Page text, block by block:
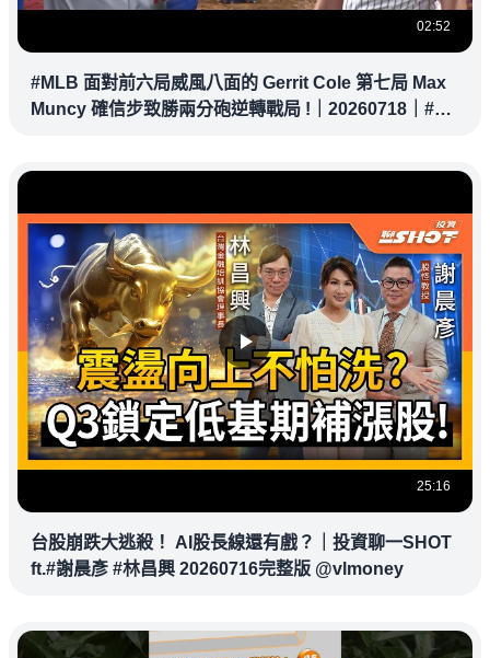
02:52
#MLB 面對前六局威風八面的 Gerrit Cole 第七局 Max
Muncy 確信步致勝兩分砲逆轉戰局 !｜20260718｜#洛
25:16
台股崩跌大逃殺！ AI股長線還有戲？｜投資聊一SHOT
ft.#謝晨彥 #林昌興 20260716完整版 @vlmoney